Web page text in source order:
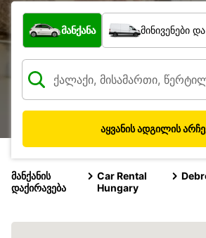
რა ტიპის ავტომობილი?
მანქანა მინივენები
აყვანის ადგილის
მანქანის
დაქირავება
Car Rental
Hungary